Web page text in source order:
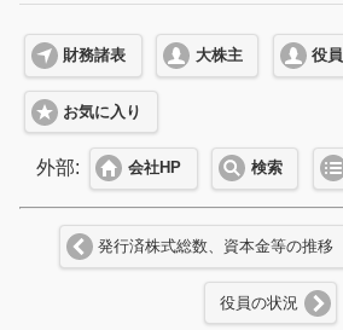
財務諸表 大株主 役員
お気に入り
外部: 会社HP 検索
発行済株式総数、資本金等の推移
役員の状況